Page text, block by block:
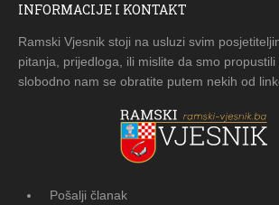
INFORMACIJE I KONTAKT
Ramski Vjesnik stoji na usluzi svim
pitanja, prijedloga, ili mislite da smo propustili
slobodno nam se obratite putem nekih od
Pošalji članak